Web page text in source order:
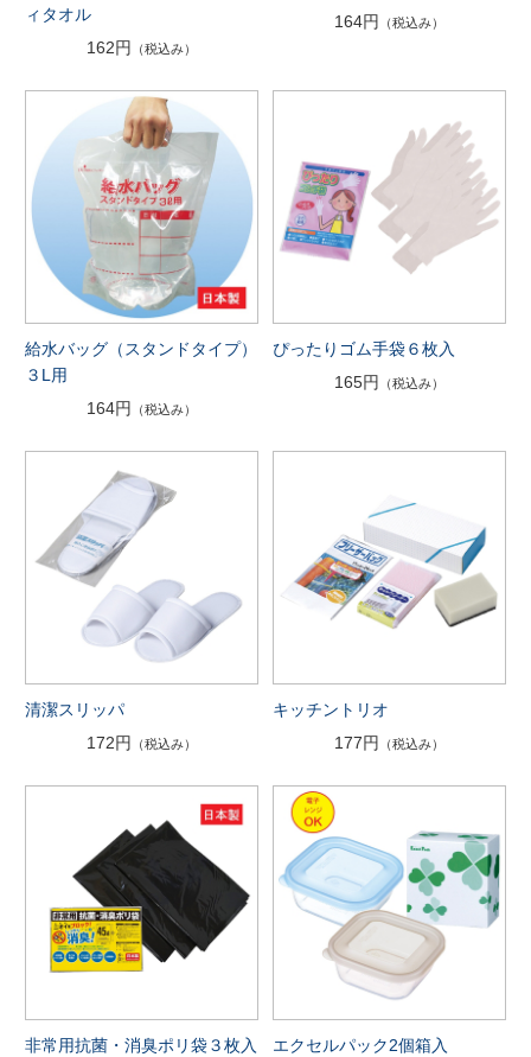
ィタオル
162円
（税込み）
164円
（税込み）
給水バッグ（スタンドタイプ）
３L用
164円
（税込み）
ぴったりゴム手袋６枚入
165円
（税込み）
清潔スリッパ
172円
（税込み）
キッチントリオ
177円
（税込み）
非常用抗菌・消臭ポリ袋３枚入
エクセルパック2個箱入